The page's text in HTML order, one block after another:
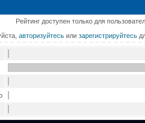
Рейтинг доступен только для
авторизуйтесь или зарегистрируйтесь